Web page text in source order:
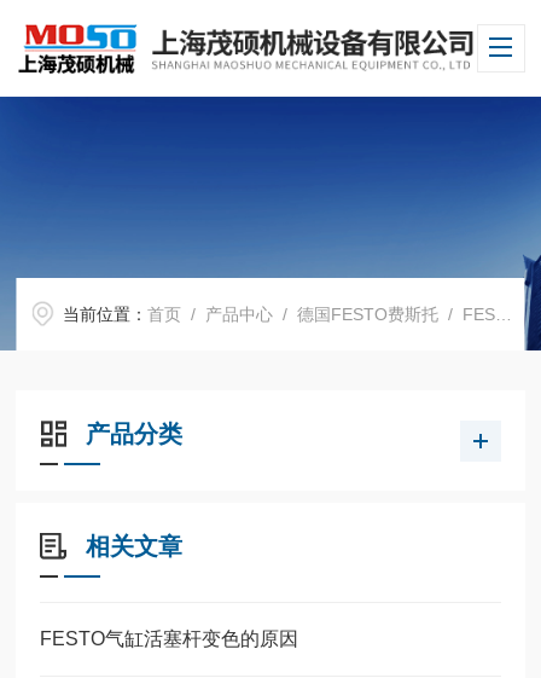
当前位置：首页 / 产品中心 /德国FESTO费斯托 / FESTO电磁阀
产品分类
相关文章
FESTO气缸活塞杆变色的原因